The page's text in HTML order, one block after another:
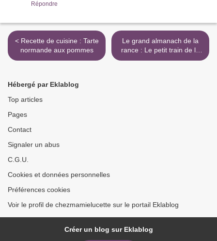
Répondre
< Recette de cuisine : Tarte
normande aux pommes
Le grand almanach de la
rance : Le petit train de la
Rhune >
Hébergé par Eklablog
Top articles
Pages
Contact
Signaler un abus
C.G.U.
Cookies et données personnelles
Préférences cookies
Voir le profil de chezmamielucette sur le portail Eklablog
Créer un blog sur Eklablog